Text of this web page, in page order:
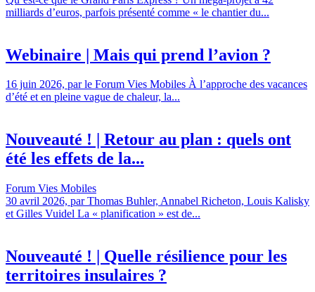
milliards d’euros, parfois présenté comme « le chantier du...
Webinaire | Mais qui prend l’avion ?
16 juin 2026, par le Forum Vies Mobiles À l’approche des vacances
d’été et en pleine vague de chaleur, la...
Nouveauté ! | Retour au plan : quels ont
été les effets de la...
Forum Vies Mobiles
30 avril 2026, par Thomas Buhler, Annabel Richeton, Louis Kalisky
et Gilles Vuidel La « planification » est de...
Nouveauté ! | Quelle résilience pour les
territoires insulaires ?